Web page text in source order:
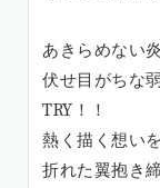
あきらめない
伏せ目がちな
TRY！！
熱く描く想い
折れた翼抱き